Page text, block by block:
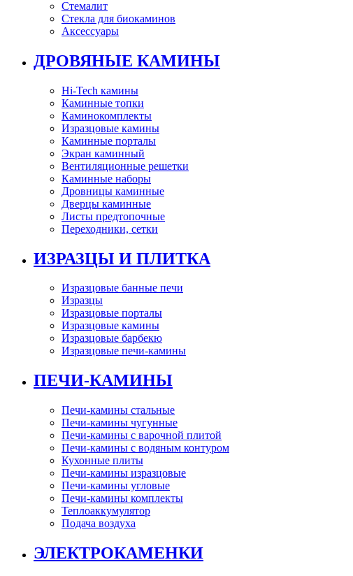
Стемалит
Стекла для биокаминов
Аксессуары
ДРОВЯНЫЕ КАМИНЫ
Hi-Tech камины
Каминные топки
Каминокомплекты
Изразцовые камины
Каминные порталы
Экран каминный
Вентиляционные решетки
Каминные наборы
Дровницы каминные
Дверцы каминные
Листы предтопочные
Переходники, сетки
ИЗРАЗЦЫ И ПЛИТКА
Изразцовые банные печи
Изразцы
Изразцовые порталы
Изразцовые камины
Изразцовые барбекю
Изразцовые печи-камины
ПЕЧИ-КАМИНЫ
Печи-камины стальные
Печи-камины чугунные
Печи-камины с варочной плитой
Печи-камины с водяным контуром
Кухонные плиты
Печи-камины изразцовые
Печи-камины угловые
Печи-камины комплекты
Теплоаккумулятор
Подача воздуха
ЭЛЕКТРОКАМЕНКИ